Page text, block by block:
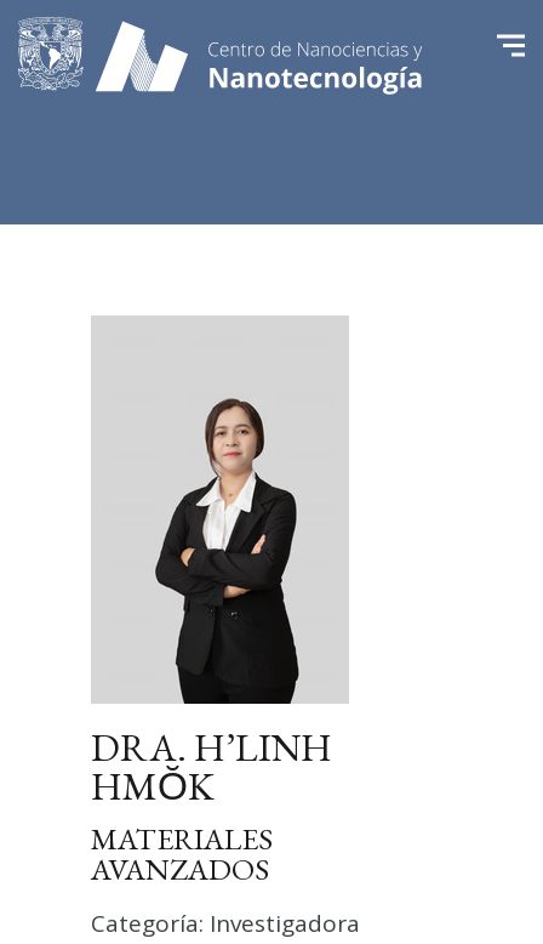
DRA. H’LINH
HMŎK
MATERIALES
AVANZADOS
Categoría: Investigadora